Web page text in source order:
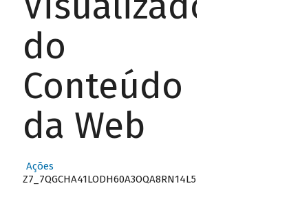
do
Conteúdo
da Web
Ações
Z7_7QGCHA41LODH60A3OQA8RN14L5